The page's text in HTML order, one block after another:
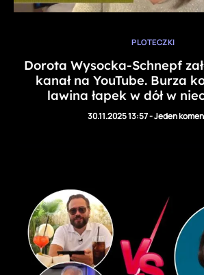
PLOTECZKI
Dorota Wysocka-Schnepf
kanał na YouTube. Burza
lawina łapek w dół w
30.11.2025 13:57-Jeden